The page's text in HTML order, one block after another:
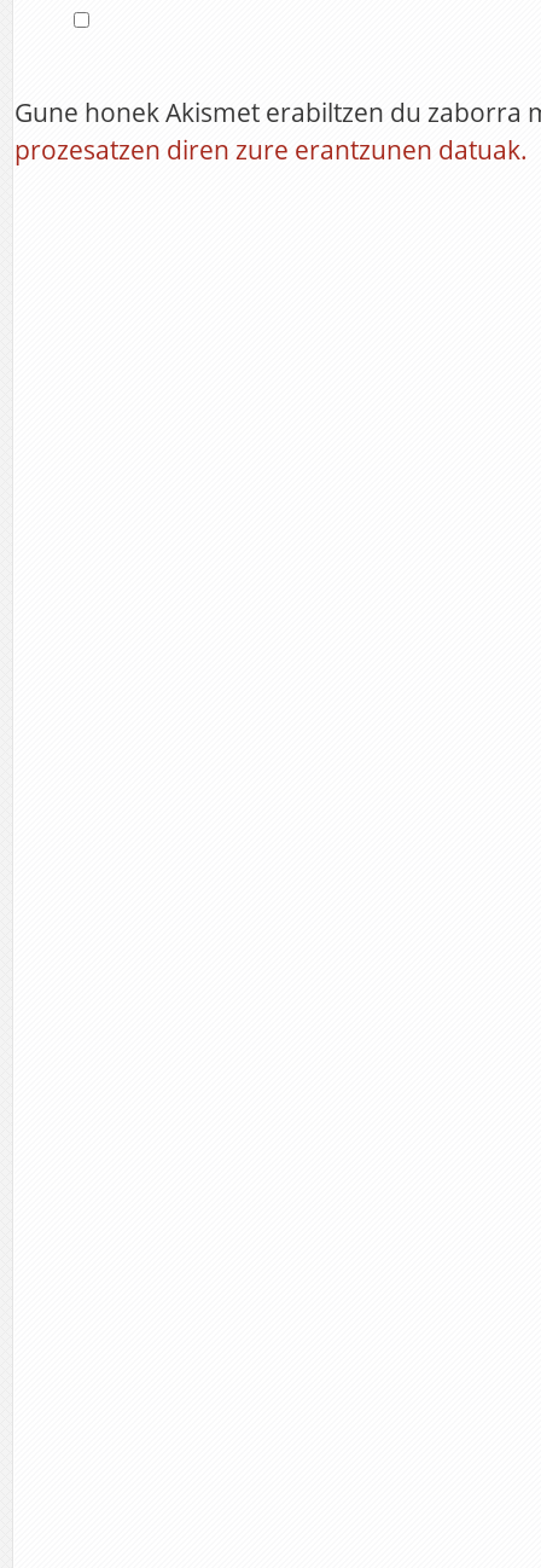
Gune honek Akismet erabiltzen du zaborra
prozesatzen diren zure erantzunen datuak.